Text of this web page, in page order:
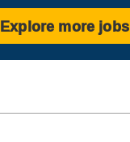
Explore more jobs